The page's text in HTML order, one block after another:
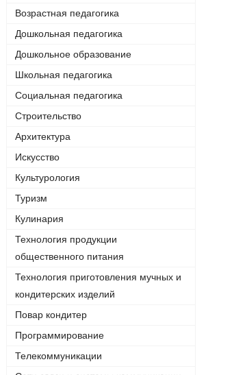
Возрастная педагогика
Дошкольная педагогика
Дошкольное образование
Школьная педагогика
Социальная педагогика
Строительство
Архитектура
Искусство
Культурология
Туризм
Кулинария
Технология продукции
общественного питания
Технология приготовления мучных и
кондитерских изделий
Повар кондитер
Программирование
Телекоммуникации